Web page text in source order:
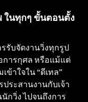
ในทุกๆ ขั้นตอนตั้ง
รรับจัดงานวิ่งทุกรูป
การกุศล หรือแม้แต่
ข้าใจใน “ดีเทล”
ประสานงานกับเจ้า
กวิ่ง ไปจนถึงการ